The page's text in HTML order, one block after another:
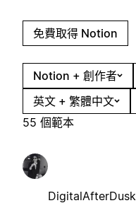
免費取得 Notion
Notion + 創作者
英文 + 繁體中文
55 個範本
DigitalAfterDusk